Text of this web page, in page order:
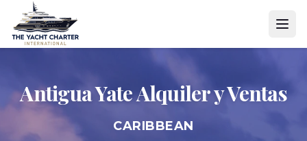
Antigua YateAlquiler y Ventas
CARIBBEAN